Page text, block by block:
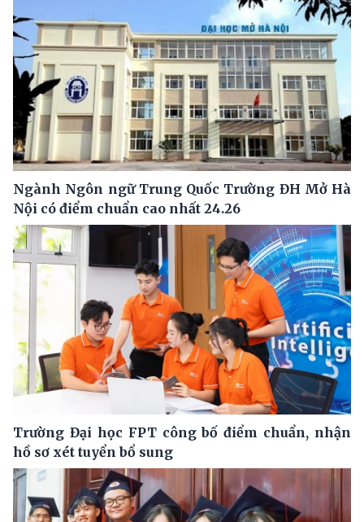
Ngành Ngôn ngữ Trung Quốc Trường ĐH Mở Hà
Nội có điểm chuẩn cao nhất 24.26
Trường Đại học FPT công bố điểm chuẩn, nhận
hồ sơ xét tuyển bổ sung